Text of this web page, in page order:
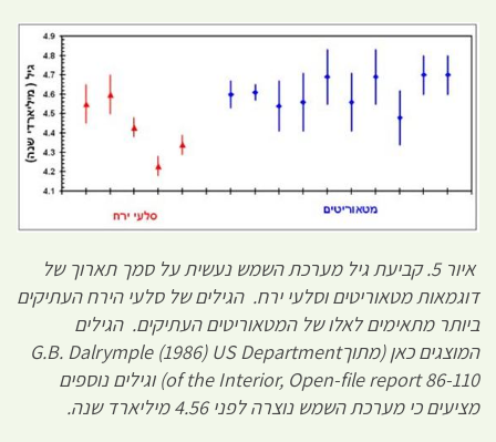
איור 5. קביעת גיל מערכת השמש נעשית על סמך תארוך של
דוגמאות מטאוריטים וסלעי ירח. הגילים של סלעי הירח העתיקים
ביותר מתאימים לאלו של המטאוריטים העתיקים. הגילים
המוצגים כאן (מתוך
G.B. Dalrymple(1986) US Department
of the Interior, Open-file report 86-110) וגילים נוספים
מציעים כי מערכת השמש נוצרה לפני 4.56 מיליארד שנה.